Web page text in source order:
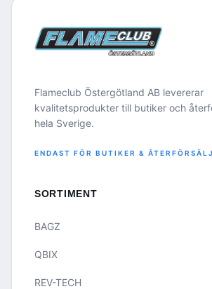
Flameclub Östergötland AB levererar
kvalitetsprodukter till butiker och
hela Sverige.
ENDAST FÖR BUTIKER &
SORTIMENT
BAGZ
QBIX
REV-TECH